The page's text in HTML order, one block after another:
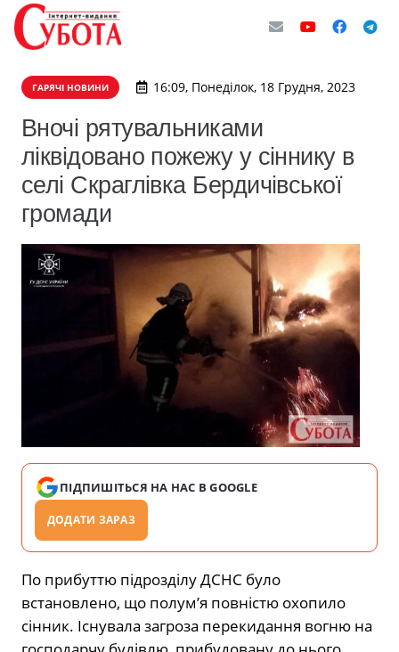
ГАРЯЧІ НОВИНИ 16:09, Понеділок, 18 Грудня, 2023
Вночі рятувальниками
ліквідовано пожежу у сіннику в
селі Скраглівка Бердичівської
громади
ПІДПИШІТЬСЯ НА НАС В GOOGLE
ДОДАТИ ЗАРАЗ
По прибуттю підрозділу ДСНС було
встановлено, що полум’я повністю охопило
сінник. Існувала загроза перекидання вогню на